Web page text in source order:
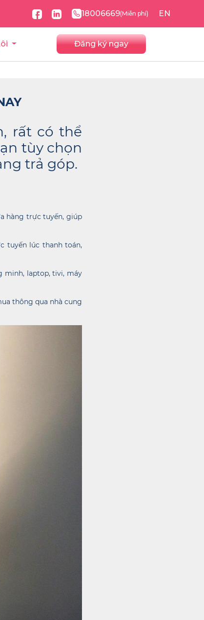
18006669(Miễn phí) EN
Đăng ký ngay
rất có thể
tùy chọn
trả góp.
hàng trực tuyến, giúp
tuyến lúc thanh toán,
minh, laptop, tivi, máy
thông qua nhà cung